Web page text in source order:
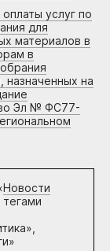
услуг по
для
материалов в
в
назначенных на
во Эл № ФС77-
Новости
тегами